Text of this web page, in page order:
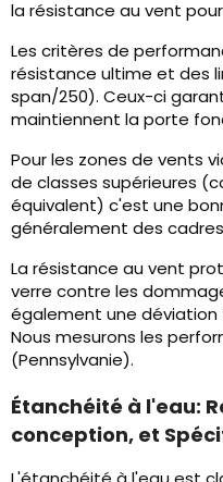
la résistance au vent
Les critères de
résistance ultime et des
span/250). Ceux-ci
maintiennent la porte
Pour les zones de vents
de classes supérieures
équivalent) c'est une
généralement des
La résistance au vent
verre contre les
également une
Nous mesurons les
(Pennsylvanie).
Étanchéité à l'eau:
conception, et